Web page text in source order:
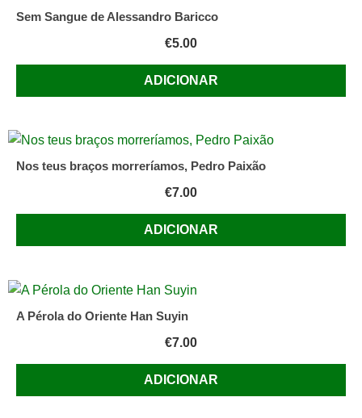
Sem Sangue de Alessandro Baricco
€5.00
ADICIONAR
Nos teus braços morreríamos, Pedro Paixão
€7.00
ADICIONAR
A Pérola do Oriente Han Suyin
€7.00
ADICIONAR